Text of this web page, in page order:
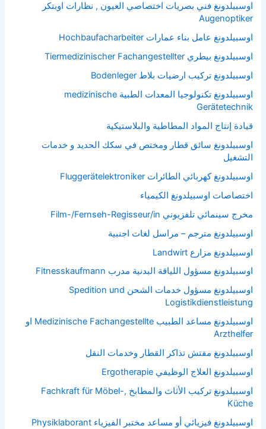
اوسبيلدونغ فني بصريات اختصاصي العيون , نظارات اوبتكر
Augenoptiker
اوسبيلدونغ عامل بناء عمارات Hochbaufacharbeiter
اوسبيلدونغ بيطري Tiermedizinischer Fachangestellter
اوسبيلدونغ تركيب ارضيات بلاط Bodenleger
اوسبيلدونغ تكنولوجيا المعدات الطبية medizinische
Gerätetechnik
قيادة إنتاج المواد المطاطية والبلاستيكية
اوسبيلدونغ سائق قطار ومختص في سكك الحديد و خدمات
التشغيل
اوسبيلدونغ كهربائي الطائرات Fluggerätelektroniker
اختصاصات اوسبيلدونغ الكيمياء
مخرج سينمائي تلفزيوني Film-/Fernseh-Regisseur/in
اوسبيلدونغ مترجم – مراسل لغات اجنبية
اوسبيلدونغ مزارع Landwirt
اوسبيلدونغ مسؤول اللياقة البدنية مدرب Fitnesskaufmann
اوسبيلدونغ مسؤول خدمات الشحن Spedition und
Logistikdienstleistung
اوسبيلدونغ مساعد الطبيب Medizinische Fachangestellte او
Arzthelfer
اوسبيلدونغ مفتش تذاكر القطار وخدمات النقل
اوسبيلدونغ العلاج الوظيفي Ergotherapie
اوسبيلدونغ تركيب الأثاث والمطابخ Fachkraft für Möbel-,
Küche
اوسبيلدونغ فيزيائي أو مساعد مختبر الفيزياء Physiklaborant